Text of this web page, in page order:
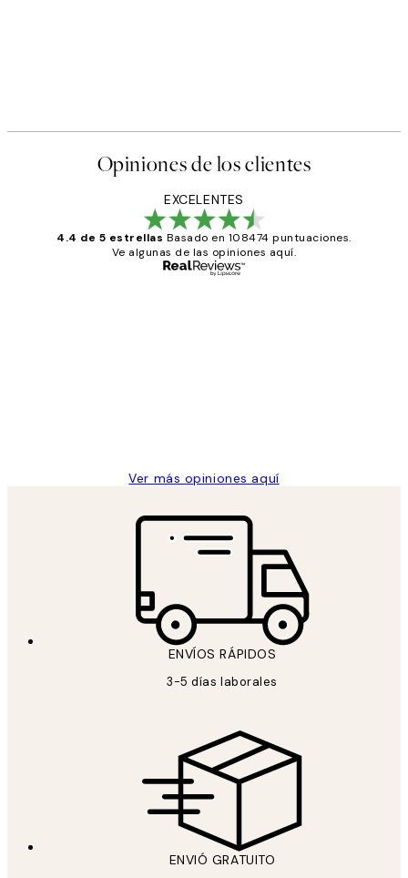
Opiniones de los clientes
EXCELENTES
4.4 de 5 estrellas Basado en 108474 puntuaciones.
Ve algunas de las opiniones aquí.
Ver más opiniones aquí
ENVÍOS RÁPIDOS
3-5 días laborales
ENVIÓ GRATUITO